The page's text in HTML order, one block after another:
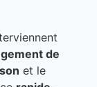
de
et le